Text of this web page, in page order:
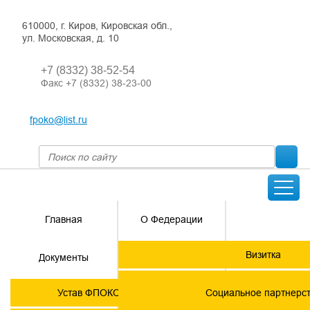
610000, г. Киров, Кировская обл.,
ул. Московская, д. 10
+7 (8332) 38-52-54
Факс +7 (8332) 38-23-00
fpoko@list.ru
Главная О Федерации
Визитка
Документы
Устав ФПОКО с изменениями от 2026 года
Социальное
Членские